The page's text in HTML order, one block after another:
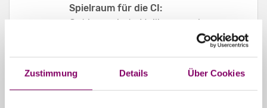
Zustimmung Details Über Cookies
Spielraum für die CI:
Gut inszenierte Mailings machen
Identity. Das erhöht den